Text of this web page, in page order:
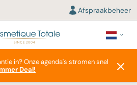
Afspraakbeheer
in? Onze agenda's stromen snel
Deal!